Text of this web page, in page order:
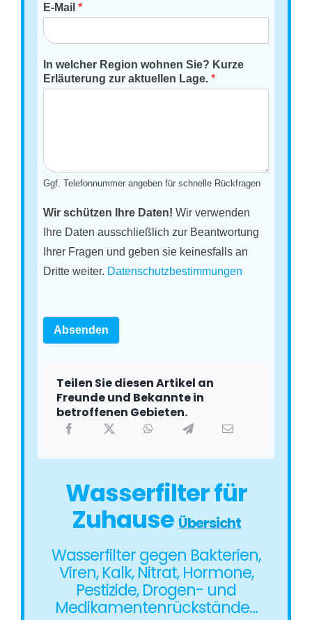
E-Mail*
In welcher Region wohnen Sie? Kurze
Erläuterung zur aktuellen Lage.*
Ggf. Telefonnummer angeben für schnelle Rückfragen
Wir schützen Ihre Daten! Wir verwenden
Ihre Daten ausschließlich zur Beantwortung
Ihrer Fragen und geben sie keinesfalls an
Dritte weiter. Datenschutzbestimmungen
Absenden
Teilen Sie diesen Artikel an
Freunde und Bekannte in
betroffenen Gebieten.
Wasserfilter für
ZuhauseÜbersicht
Wasserfilter gegen Bakterien,
Viren, Kalk, Nitrat, Hormone,
Pestizide, Drogen- und
Medikamentenrückstände…